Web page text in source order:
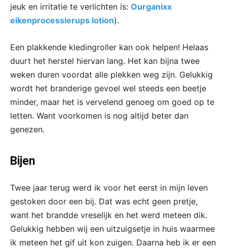
jeuk en irritatie te verlichten is: Ourganixx
eikenprocessierups lotion).
Een plakkende kledingroller kan ook helpen! Helaas
duurt het herstel hiervan lang. Het kan bijna twee
weken duren voordat alle plekken weg zijn. Gelukkig
wordt het branderige gevoel wel steeds een beetje
minder, maar het is vervelend genoeg om goed op te
letten. Want voorkomen is nog altijd beter dan
genezen.
Bijen
Twee jaar terug werd ik voor het eerst in mijn leven
gestoken door een bij. Dat was echt geen pretje,
want het brandde vreselijk en het werd meteen dik.
Gelukkig hebben wij een uitzuigsetje in huis waarmee
ik meteen het gif uit kon zuigen. Daarna heb ik er een